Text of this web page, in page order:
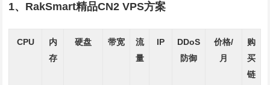
1、RakSmart精品CN2 VPS方案
CPU
内
存
硬盘 带宽
流
量
IP
DDoS
防御
价格/
月
购
买
链